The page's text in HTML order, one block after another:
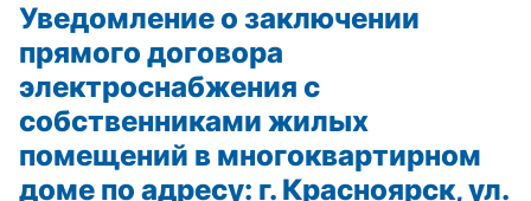
Уведомление о заключении
прямого договора
электроснабжения с
собственниками жилых
помещений в многоквартирном
доме по адресу: г. Красноярск, ул.